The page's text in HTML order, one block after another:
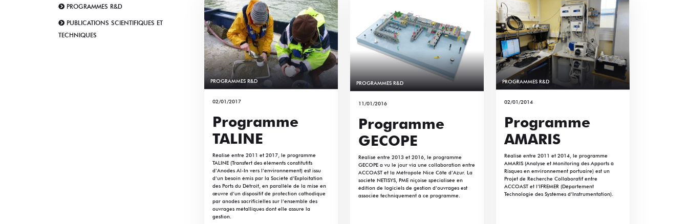
PROGRAMMES R&D
PUBLICATIONS SCIENTIFIQUES ET
TECHNIQUES
PROGRAMMES R&D
02/01/2017
Programme
TALINE
Réalisé entre 2011 et 2017, le programme
TALINE (Transfert des éléments constitutifs
d’Anodes Al-In vers l’environnement) est issu
d’un besoin émis par la Société d’Exploitation
des Ports du Détroit, en parallèle de la mise en
œuvre d’un dispositif de protection cathodique
par anodes sacrificielles sur l’ensemble des
ouvrages métalliques dont elle assure la
gestion.
PROGRAMMES R&D
11/01/2016
Programme
GECOPE
Réalisé entre 2013 et 2016, le programme
GECOPE a vu le jour via une collaboration entre
ACCOAST et la Métropole Nice Côte d’Azur. La
société NETISYS, PME niçoise spécialisée en
édition de logiciels de gestion d’ouvrages est
associée techniquement à ce programme.
PROGRAMMES R&D
02/01/2014
Programme
AMARIS
Réalisé entre 2011 et 2014, le programme
AMARIS (Analyse et Monitoring des Apports à
Risques en environnement portuaire) est un
Projet de Recherche Collaboratif entre
ACCOAST et l’IFREMER (Département
Technologie des Systèmes d’Instrumentation).